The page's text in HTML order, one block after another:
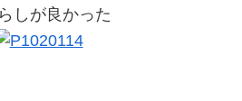
しが良かった